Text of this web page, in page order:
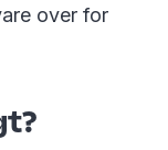
over for